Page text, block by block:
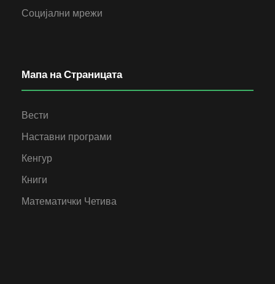
Социјални мрежи
Мапа на Страницата
Вести
Наставни програми
Кенгур
Книги
Математички Четива